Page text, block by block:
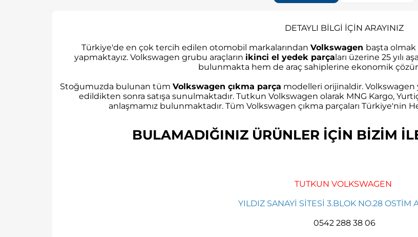
DETAYLI BİLGİ İÇİN ARAYINIZ
Türkiye'de en çok tercih edilen otomobil markalarından Volkswagen başta olmak
yapmaktayız. Volkswagen grubu araçların ikinci el yedek parçaları üzerine 25 yılı
bulunmakta hem de araç sahiplerine ekonomik
Stoğumuzda bulunan tüm Volkswagen çıkma parça modelleri orijinaldir. Volkswagen
edildikten sonra satışa sunulmaktadır. Tutkun Volkswagen olarak MNG Kargo,
anlaşmamız bulunmaktadır. Tüm Volkswagen çıkma parçaları Türkiye'nin
BULAMADIĞINIZ ÜRÜNLER İÇİN BİZİM
TUTKUN VOLKSWAGEN
YILDIZ SANAYİ SİTESİ 3.BLOK NO.28 OSTİM
0542 288 38 06